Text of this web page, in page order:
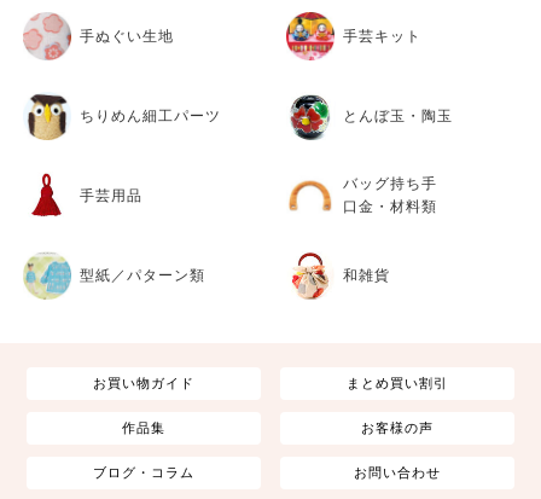
手ぬぐい生地 手芸キット
ちりめん細工パーツ とんぼ玉・陶玉
手芸用品
バッグ持ち手
口金・材料類
型紙／パターン類 和雑貨
お買い物ガイド まとめ買い割引
作品集 お客様の声
ブログ・コラム お問い合わせ